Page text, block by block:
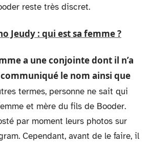
reste très discret.
Jeudy : qui est sa femme ?
a une conjointe dont il n’a
le nom ainsi que
termes, personne ne sait qui
et mère du fils de Booder.
par moment leurs photos sur
Cependant, avant de le faire, il